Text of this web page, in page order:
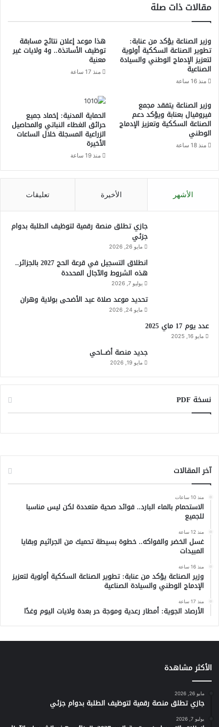
مقالات ذات صلة
وزير الصناعة يؤكد من عنابة:
تطوير الصناعة السككية أولوية
لتعزيز الإدماج الوطني والسيادة
الصناعية
منذ 16 ساعة
هذا موعد إعلان نتائج مسابقة
توظيف الأساتذة.. و4 ولايات غير
معنية
منذ 17 ساعة
وزير الصناعة يتفقد مجمع
فيروفيال بعنابة ويؤكد دعم
الصناعة السككية وتعزيز الإدماج
الوطني
منذ 18 ساعة
الحماية المدنية: إخماد جميع
حرائق الغطاء النباتي والمحاصيل
الزراعية المسجلة خلال الساعات
الأخيرة
منذ 19 ساعة
الأشهر الأخيرة تعليقات
جازي تطلق منصة رقمية لتوظيف الطلبة بدوام
جزئي
مايو 26, 2026
انطلاق التسجيل في قرعة الحج 2027 بالجزائر..
هذه الشروط والآجال المحددة
يوليو 7, 2026
تحديد موعد صلاة عيد الأضحى بولاية وهران
مايو 24, 2026
عدد يوم 17 ماي 2025
مايو 16, 2025
جديد منصة أضـــاحي
مايو 19, 2026
نسخة PDF
آخر المقالات
منذ 10 ساعات
الاستحمام بالماء البارد.. فوائد صحية متعددة لكن ليس مناسبا
للجميع
منذ 12 ساعة
غسل الخضر والفواكه.. خطوة بسيطة تحميك من الجراثيم وبقايا
المبيدات
منذ 16 ساعة
وزير الصناعة يؤكد من عنابة: تطوير الصناعة السككية أولوية لتعزيز
الإدماج الوطني والسيادة الصناعية
منذ 17 ساعة
الأرصاد الجوية: أمطار رعدية وموجة حر بعدة ولايات اليوم وغدًا
الأكثر مشاهدة
مايو 26, 2026
جازي تطلق منصة رقمية لتوظيف الطلبة بدوام جزئي
يوليو 7, 2026